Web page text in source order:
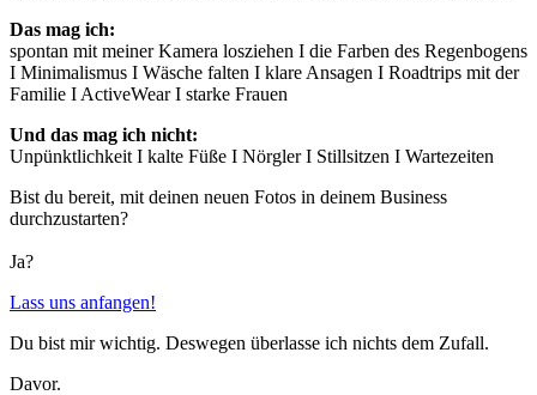
Das mag ich:
spontan mit meiner Kamera losziehen I die Farben des Regenbogens
I Minimalismus I Wäsche falten I klare Ansagen I Roadtrips mit der
Familie I ActiveWear I starke Frauen
Und das mag ich nicht:
Unpünktlichkeit I kalte Füße I Nörgler I Stillsitzen I Wartezeiten
Bist du bereit, mit deinen neuen Fotos in deinem Business
durchzustarten?
Ja?
Lass uns anfangen!
Du bist mir wichtig. Deswegen überlasse ich nichts dem Zufall.
Davor.